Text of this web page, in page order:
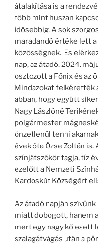
átalakítása is a
több mint huszan
idősebbig. A sok
maradandó értéke lett a
közösségnek. És
nap, az átadó. 2024.
osztozott a Főnix és az
Mindazokat felkérették
abban, hogy együtt
Nagy Lászlóné
polgármester
önzetlenül tenni
évek óta Őzse Zoltán
színjátszókör tagja, tíz
ezelőtt a Nemzeti
Kardoskút Községért
Az átadó napján
miatt dobogott, hanem
mert egy nagy kő esett
szalagátvágás után a